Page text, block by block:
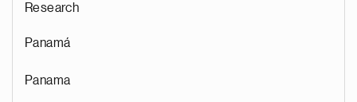
Research
Panamá
Panama